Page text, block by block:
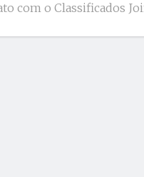
com o Classificados